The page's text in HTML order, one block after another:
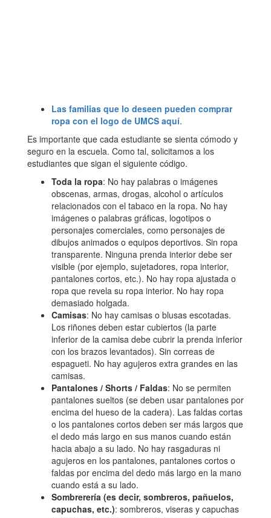
Las familias que lo deseen pueden comprar
ropa con el logo de UMCS aquí.
Es importante que cada estudiante se sienta cómodo y
seguro en la escuela. Como tal, solicitamos a los
estudiantes que sigan el siguiente código.
Toda la ropa: No hay palabras o imágenes
obscenas, armas, drogas, alcohol o artículos
relacionados con el tabaco en la ropa. No hay
imágenes o palabras gráficas, logotipos o
personajes comerciales, como personajes de
dibujos animados o equipos deportivos. Sin ropa
transparente. Ninguna prenda interior debe ser
visible (por ejemplo, sujetadores, ropa interior,
pantalones cortos, etc.). No hay ropa ajustada o
ropa que revela su ropa interior. No hay ropa
demasiado holgada.
Camisas: No hay camisas o blusas escotadas.
Los riñones deben estar cubiertos (la parte
inferior de la camisa debe cubrir la prenda inferior
con los brazos levantados). Sin correas de
espagueti. No hay agujeros extra grandes en las
camisas.
Pantalones / Shorts / Faldas: No se permiten
pantalones sueltos (se deben usar pantalones por
encima del hueso de la cadera). Las faldas cortas
o los pantalones cortos deben ser más largos que
el dedo más largo en sus manos cuando están
hacia abajo a su lado. No hay rasgaduras ni
agujeros en los pantalones, pantalones cortos o
faldas por encima del dedo más largo en la mano
cuando está a su lado.
Sombrerería (es decir, sombreros, pañuelos,
capuchas, etc.): sombreros, viseras y capuchas